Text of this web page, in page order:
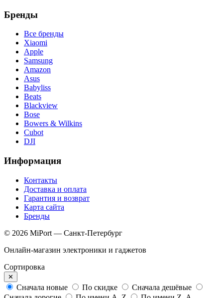
Бренды
Все бренды
Xiaomi
Apple
Samsung
Amazon
Asus
Babyliss
Beats
Blackview
Bose
Bowers & Wilkins
Cubot
DJI
Информация
Контакты
Доставка и оплата
Гарантия и возврат
Карта сайта
Бренды
© 2026 MiPort — Санкт-Петербург
Онлайн-магазин электроники и гаджетов
Сортировка
✕
Сначала новые По скидке
Сначала дешёвые